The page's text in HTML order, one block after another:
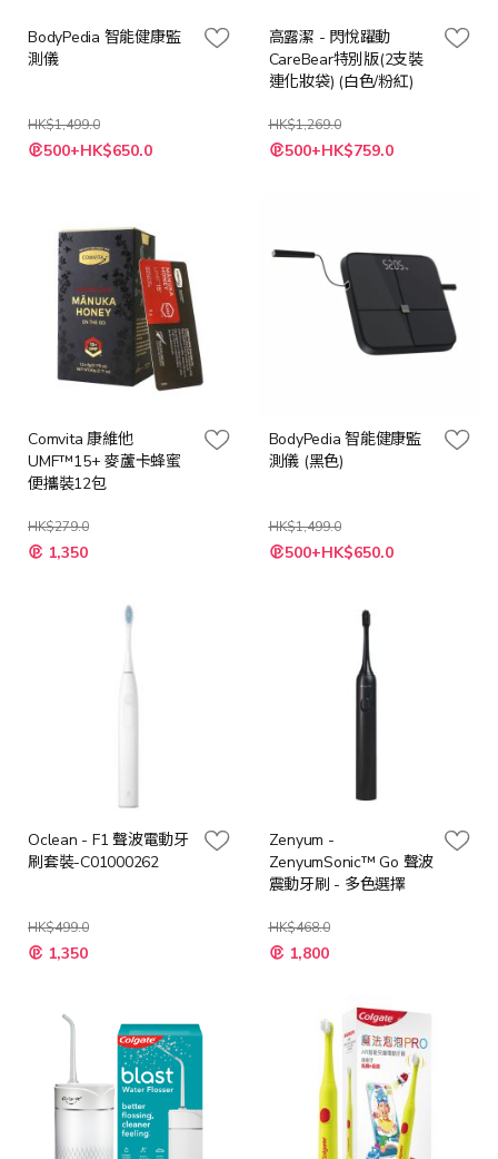
BodyPedia 智能健康監
測儀
HK$1,499.0
特
殊 500+HK$650.0
高露潔 - 閃悅躍動
CareBear特別版(2支裝
連化妝袋) (白色/粉紅)
HK$1,269.0
特
殊 500+HK$759.0
Comvita 康維他
UMF™15+ 麥蘆卡蜂蜜
便攜裝12包
HK$279.0
特
殊 1,350
BodyPedia 智能健康監
測儀 (黑色)
HK$1,499.0
特
殊 500+HK$650.0
Oclean - F1 聲波電動牙
刷套裝-C01000262
HK$499.0
特
殊 1,350
Zenyum -
ZenyumSonic™ Go 聲波
震動牙刷 - 多色選擇
HK$468.0
1,800